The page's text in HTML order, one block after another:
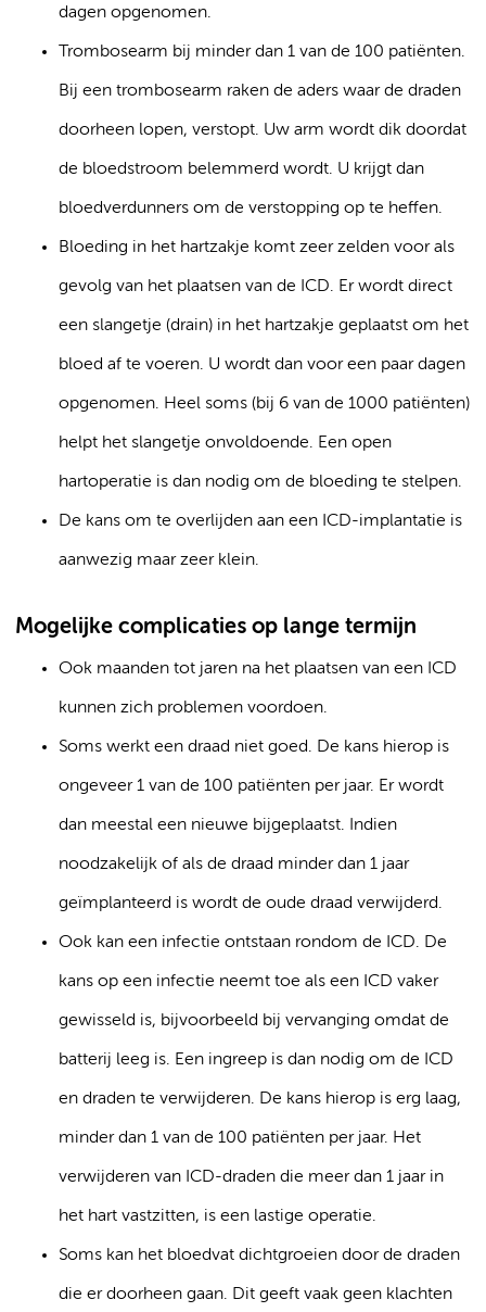
dagen opgenomen.
Trombosearm bij minder dan 1 van de 100 patiënten.
Bij een trombosearm raken de aders waar de draden
doorheen lopen, verstopt. Uw arm wordt dik doordat
de bloedstroom belemmerd wordt. U krijgt dan
bloedverdunners om de verstopping op te heffen.
Bloeding in het hartzakje komt zeer zelden voor als
gevolg van het plaatsen van de ICD. Er wordt direct
een slangetje (drain) in het hartzakje geplaatst om het
bloed af te voeren. U wordt dan voor een paar dagen
opgenomen. Heel soms (bij 6 van de 1000 patiënten)
helpt het slangetje onvoldoende. Een open
hartoperatie is dan nodig om de bloeding te stelpen.
De kans om te overlijden aan een ICD-implantatie is
aanwezig maar zeer klein.
Mogelijke complicaties op lange termijn
Ook maanden tot jaren na het plaatsen van een ICD
kunnen zich problemen voordoen.
Soms werkt een draad niet goed. De kans hierop is
ongeveer 1 van de 100 patiënten per jaar. Er wordt
dan meestal een nieuwe bijgeplaatst. Indien
noodzakelijk of als de draad minder dan 1 jaar
geïmplanteerd is wordt de oude draad verwijderd.
Ook kan een infectie ontstaan rondom de ICD. De
kans op een infectie neemt toe als een ICD vaker
gewisseld is, bijvoorbeeld bij vervanging omdat de
batterij leeg is. Een ingreep is dan nodig om de ICD
en draden te verwijderen. De kans hierop is erg laag,
minder dan 1 van de 100 patiënten per jaar. Het
verwijderen van ICD-draden die meer dan 1 jaar in
het hart vastzitten, is een lastige operatie.
Soms kan het bloedvat dichtgroeien door de draden
die er doorheen gaan. Dit geeft vaak geen klachten